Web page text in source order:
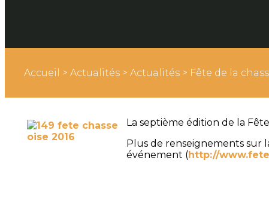
Accueil > Actualités > Actualités > Fête de la
La septième édition de la
Plus de renseignements sur
événement (http://